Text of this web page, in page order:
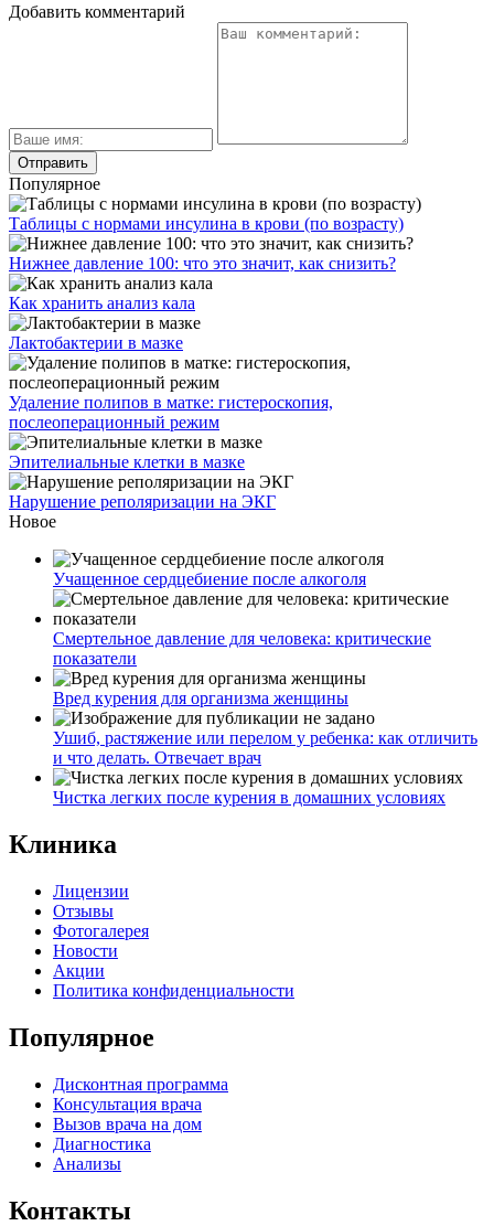
Добавить комментарий
Популярное
Таблицы с нормами инсулина в крови (по возрасту)
Нижнее давление 100: что это значит, как снизить?
Как хранить анализ кала
Лактобактерии в мазке
Удаление полипов в матке: гистероскопия,
послеоперационный режим
Эпителиальные клетки в мазке
Нарушение реполяризации на ЭКГ
Новое
Учащенное сердцебиение после алкоголя
Смертельное давление для человека: критические
показатели
Вред курения для организма женщины
Ушиб, растяжение или перелом у ребенка: как отличить
и что делать. Отвечает врач
Чистка легких после курения в домашних условиях
Клиника
Лицензии
Отзывы
Фотогалерея
Новости
Акции
Политика конфиденциальности
Популярное
Дисконтная программа
Консультация врача
Вызов врача на дом
Диагностика
Анализы
Контакты